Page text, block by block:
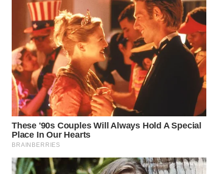
WN
DEPOK
WN
TAPANULI
UTARA
WN
SAMOSIR
WN
PADANG
LAWAS